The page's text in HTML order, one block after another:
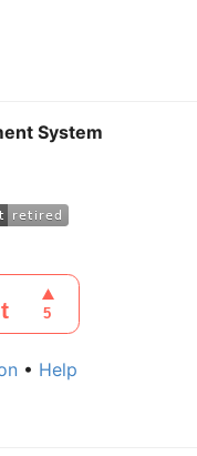
System
• Help